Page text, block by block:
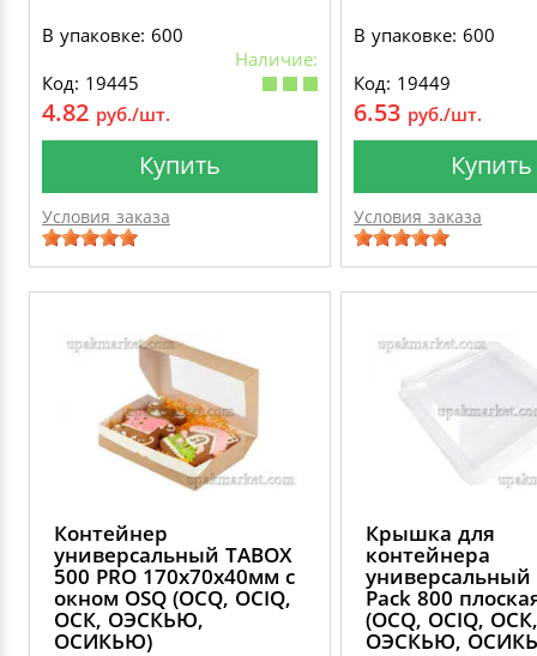
В упаковке: 600
Наличие:
Код: 19445
4.82 руб./шт.
Купить
Условия заказа
В упаковке: 600
Код: 19449
6.53 руб./шт.
Купить
Условия заказа
Контейнер
универсальный TABOX
500 PRO 170х70х40мм с
окном OSQ (OCQ, OCIQ,
ОСК, ОЭСКЬЮ,
ОСИКЬЮ)
Крышка для
контейнера
универсальный
Pack 800
(OCQ, OCIQ, ОСК,
ОЭСКЬЮ,